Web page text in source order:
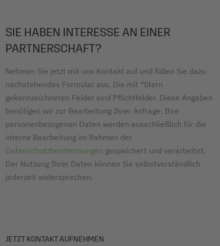
SIE HABEN INTERESSE AN EINER
PARTNERSCHAFT?
Nehmen Sie jetzt mit uns Kontakt auf und füllen Sie dazu
nachstehendes Formular aus. Die mit *Stern
gekennzeichneten Felder sind Pflichtfelder. Diese Angaben
benötigen wir zur Bearbeitung Ihrer Anfrage. Ihre
personenbezogenen Daten werden ausschließlich für die
interne Bearbeitung im Rahmen der
Datenschutzbestimmungen gespeichert und verarbeitet.
Der Nutzung Ihrer Daten können Sie selbstverständlich
jederzeit widersprechen.
JETZT KONTAKT AUFNEHMEN